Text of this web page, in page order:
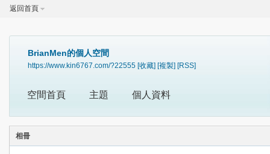
返回首頁
BrianMen的個人空間
https://www.kin6767.com/?22555 [收藏] [複製] [RSS]
空間首頁 主題 個人資料
相冊